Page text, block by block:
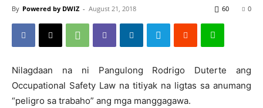
By Powered by DWIZ - August 21, 2018 0
60
Nilagdaan na ni Pangulong Rodrigo Duterte ang
Occupational Safety Law na titiyak na ligtas sa anumang
“peligro sa trabaho” ang mga manggagawa.